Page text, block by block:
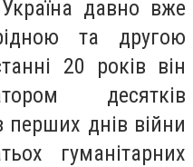
давно вже
та другою
20 років він
десятків
перших днів війни
гуманітарних